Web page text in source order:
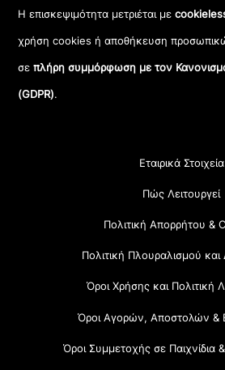
Η επισκεψιμότητα μετριέται με
χρήση cookies ή αποθήκευση
σεπλήρη συμμόρφωση με τον
(GDPR).
Εταιρικά Στοιχεία
Πώς Λειτουργεί
Πολιτική Απορρήτου &
Πολιτική Πλουραλισμού και
Όροι Χρήσης και Πολιτική
Όροι Αγορών, Αποστολών &
Όροι Συμμετοχής σε Παιχνίδια